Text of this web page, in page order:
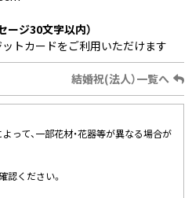
ジ30文字以内）
ットカードをご利用いただけます
結婚祝(法人）一覧へ
って、一部花材・花器等が異なる場合が
認ください。